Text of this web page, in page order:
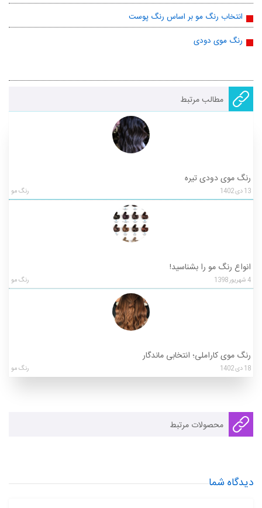
انتخاب رنگ مو بر اساس رنگ پوست
رنگ موی دودی
مطالب مرتبط
رنگ موی دودی تیره
13دی1402 رنگ مو
انواع رنگ مو را بشناسید!
4شهریور1398 رنگ مو
رنگ موی کاراملی؛ انتخابی ماندگار
18دی1402 رنگ مو
محصولات مرتبط
دیدگاه شما